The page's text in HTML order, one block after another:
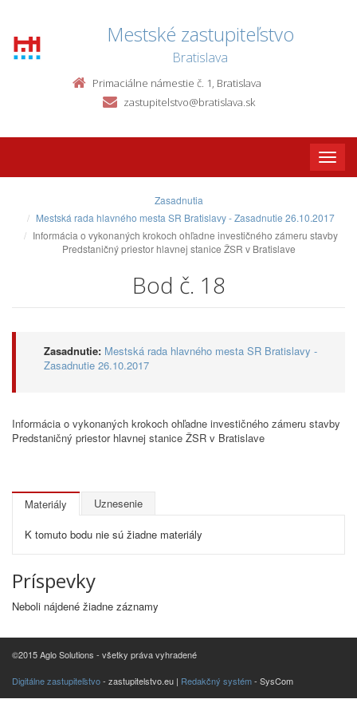
Mestské zastupiteľstvo
Bratislava
Primaciálne námestie č. 1, Bratislava
zastupitelstvo@bratislava.sk
Toggle
Zasadnutia
Mestská rada hlavného mesta SR Bratislavy - Zasadnutie 26.10.2017
Informácia o vykonaných krokoch ohľadne investičného zámeru stavby
Predstaničný priestor hlavnej stanice ŽSR v Bratislave
Bod č. 18
Zasadnutie: Mestská rada hlavného mesta SR Bratislavy -
Zasadnutie 26.10.2017
Informácia o vykonaných krokoch ohľadne investičného zámeru stavby
Predstaničný priestor hlavnej stanice ŽSR v Bratislave
Materiály Uznesenie
K tomuto bodu nie sú žiadne materiály
Príspevky
Neboli nájdené žiadne záznamy
©2015 Aglo Solutions - všetky práva vyhradené
Digitálne zastupiteľstvo- zastupitelstvo.eu | Redakčný systém- SysCom